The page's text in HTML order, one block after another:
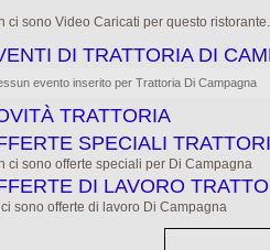
ci sono Video Caricati per questo
DI TRATTORIA DI
evento inserito per Trattoria Di Campagna
TRATTORIA
SPECIALI
ci sono offerte speciali per Di Campagna
DI LAVORO
ci sono offerte di lavoro Di Campagna